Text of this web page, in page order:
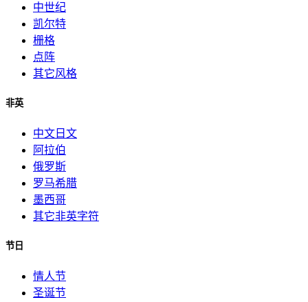
中世纪
凯尔特
栅格
点阵
其它风格
非英
中文日文
阿拉伯
俄罗斯
罗马希腊
墨西哥
其它非英字符
节日
情人节
圣诞节